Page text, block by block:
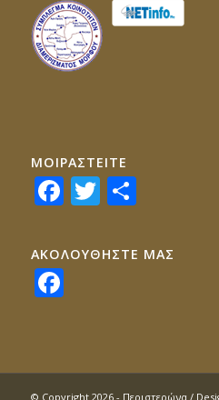
ΜΟΙΡΑΣTEITE
Facebook
Twitter
Share
ΑΚΟΛΟΥΘΗΣΤΕ ΜΑΣ
Facebook
© Copyright 2026 - Περιστερώνα /